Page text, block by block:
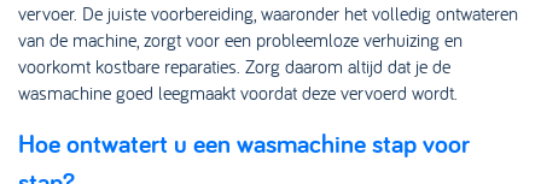
vervoer. De juiste voorbereiding, waaronder het volledig ontwateren
van de machine, zorgt voor een probleemloze verhuizing en
voorkomt kostbare reparaties. Zorg daarom altijd dat je de
wasmachine goed leegmaakt voordat deze vervoerd wordt.
Hoe ontwatert u een wasmachine stap voor